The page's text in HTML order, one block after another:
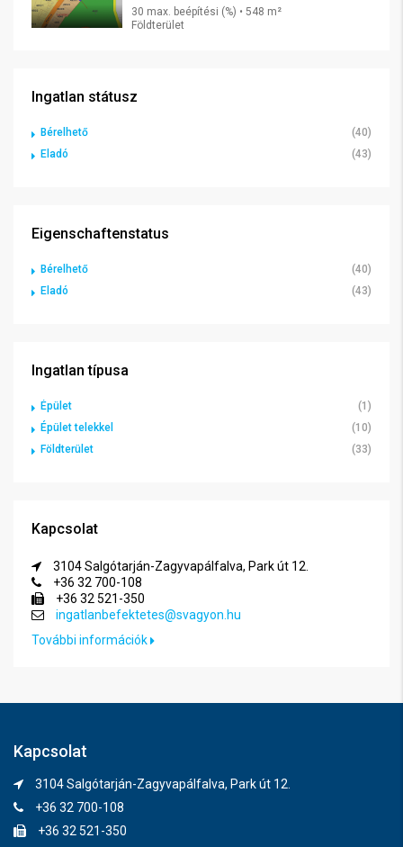
30 max. beépítési (%) • 548 m²
Földterület
Ingatlan státusz
Bérelhető
(40)
Eladó
(43)
Eigenschaftenstatus
Bérelhető
(40)
Eladó
(43)
Ingatlan típusa
Épület
(1)
Épület telekkel
(10)
Földterület
(33)
Kapcsolat
3104 Salgótarján-Zagyvapálfalva, Park út 12.
+36 32 700-108
+36 32 521-350
ingatlanbefektetes@svagyon.hu
További információk
Kapcsolat
3104 Salgótarján-Zagyvapálfalva, Park út 12.
+36 32 700-108
+36 32 521-350